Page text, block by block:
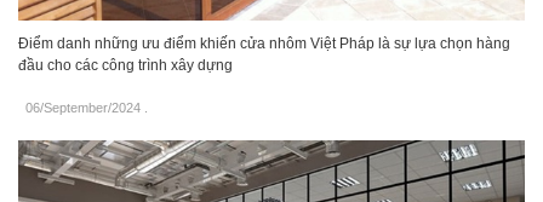
Điểm danh những ưu điểm khiến cửa nhôm Việt Pháp là sự lựa chọn hàng
đầu cho các công trình xây dựng
06/September/2024